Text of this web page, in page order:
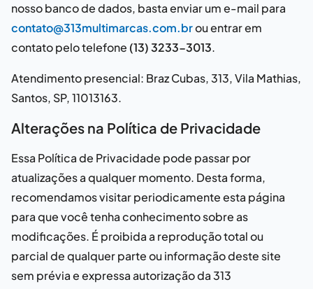
nosso banco de dados, basta enviar um e-mail para
contato@313multimarcas.com.brou entrar em
contato pelo telefone (13) 3233-3013.
Atendimento presencial: Braz Cubas, 313, Vila Mathias,
Santos, SP, 11013163.
Alterações na Política de Privacidade
Essa Política de Privacidade pode passar por
atualizações a qualquer momento. Desta forma,
recomendamos visitar periodicamente esta página
para que você tenha conhecimento sobre as
modificações. É proibida a reprodução total ou
parcial de qualquer parte ou informação deste site
sem prévia e expressa autorização da313